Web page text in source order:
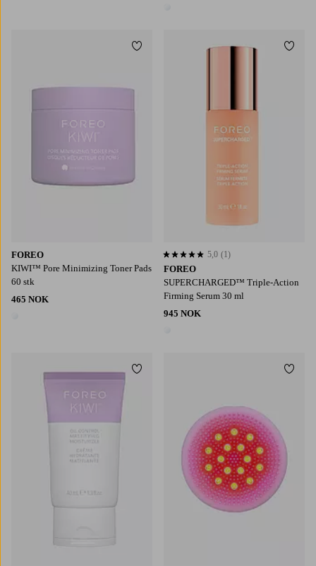
FOREO
KIWI™ Pore Minimizing Toner Pads
60 stk
465 NOK
Legg til favoritter
FOREO
SUPERCHARGED™ Triple-Action
Firming Serum 30 ml
945 NOK
5,0 basert på 1 karaktergivninger
5,0 (1)
Legg til favoritter